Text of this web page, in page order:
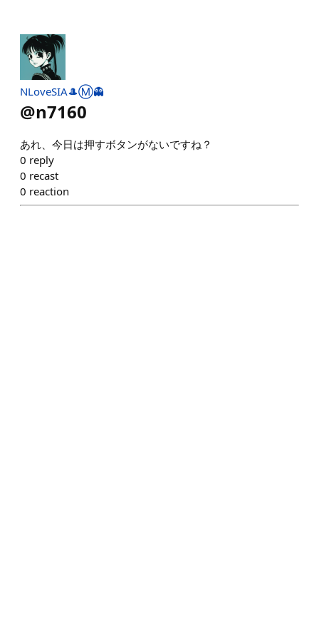
NLoveSIA🎩Ⓜ️👻
@n7160
あれ、今日は押すボタンがないですね？
0 reply
0 recast
0 reaction